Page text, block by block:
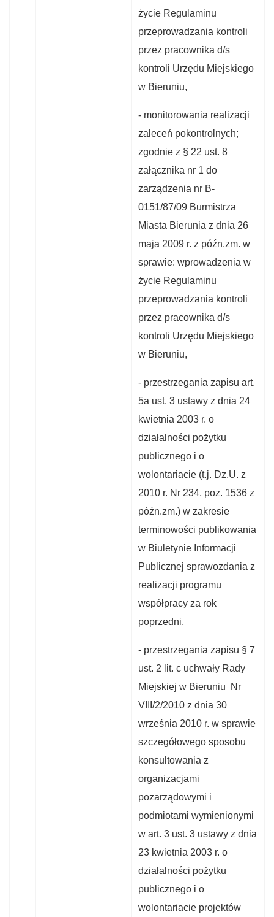
życie Regulaminu
przeprowadzania kontroli
przez pracownika d/s
kontroli Urzędu Miejskiego
w Bieruniu,
- monitorowania realizacji
zaleceń pokontrolnych;
zgodnie z § 22 ust. 8
załącznika nr 1 do
zarządzenia nr B-
0151/87/09 Burmistrza
Miasta Bierunia z dnia 26
maja 2009 r. z późn.zm. w
sprawie: wprowadzenia w
życie Regulaminu
przeprowadzania kontroli
przez pracownika d/s
kontroli Urzędu Miejskiego
w Bieruniu,
- przestrzegania zapisu art.
5a ust. 3 ustawy z dnia 24
kwietnia 2003 r. o
działalności pożytku
publicznego i o
wolontariacie (t.j. Dz.U. z
2010 r. Nr 234, poz. 1536 z
późn.zm.) w zakresie
terminowości publikowania
w Biuletynie Informacji
Publicznej sprawozdania z
realizacji programu
współpracy za rok
poprzedni,
- przestrzegania zapisu § 7
ust. 2 lit. c uchwały Rady
Miejskiej w Bieruniu Nr
VIII/2/2010 z dnia 30
września 2010 r. w sprawie
szczegółowego sposobu
konsultowania z
organizacjami
pozarządowymi i
podmiotami wymienionymi
w art. 3 ust. 3 ustawy z dnia
23 kwietnia 2003 r. o
działalności pożytku
publicznego i o
wolontariacie projektów